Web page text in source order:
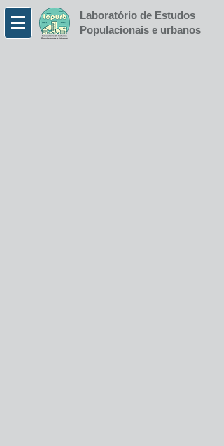
Laboratório de Estudos
Populacionais e urbanos